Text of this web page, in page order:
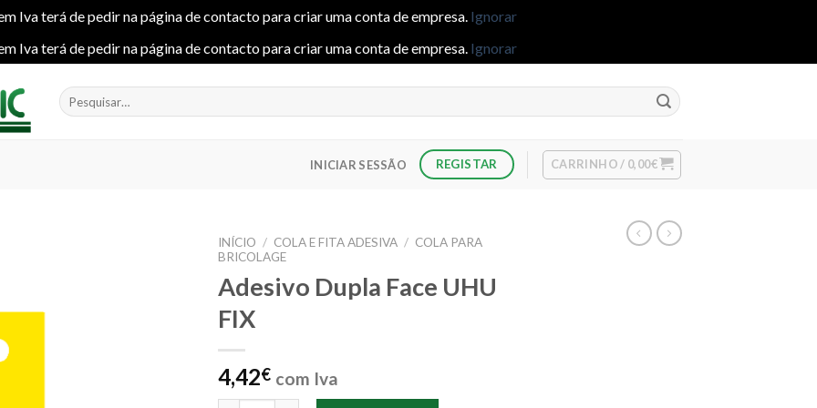
Iva terá de pedir na página de contacto para criar uma conta de empresa. Ignorar
Iva terá de pedir na página de contacto para criar uma conta de empresa. Ignorar
Pesquisar
por:
INICIAR SESSÃO REGISTAR CARRINHO / 0,00€
INÍCIO / COLA E FITA ADESIVA / COLA PARA
BRICOLAGE
Adesivo Dupla Face UHU
FIX
4,42€ com Iva